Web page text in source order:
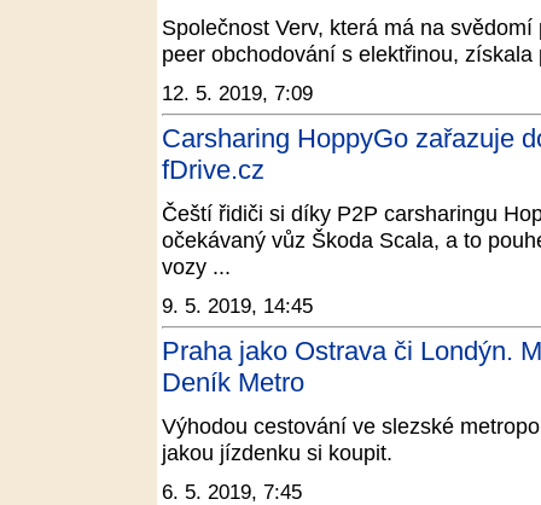
Společnost Verv, která má na
peer obchodování s elektřinou,
12. 5. 2019, 7:09
Carsharing HoppyGo zařazuje
fDrive.cz
Čeští řidiči si díky P2P carsharingu
očekávaný vůz Škoda Scala, a to
vozy ...
9. 5. 2019, 14:45
Praha jako Ostrava či Londýn.
Deník Metro
Výhodou cestování ve slezské
jakou jízdenku si koupit.
6. 5. 2019, 7:45